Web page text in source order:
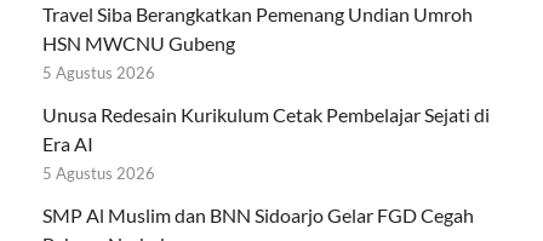
Travel Siba Berangkatkan Pemenang Undian Umroh
HSN MWCNU Gubeng
5 Agustus 2026
Unusa Redesain Kurikulum Cetak Pembelajar Sejati di
Era AI
5 Agustus 2026
SMP Al Muslim dan BNN Sidoarjo Gelar FGD Cegah